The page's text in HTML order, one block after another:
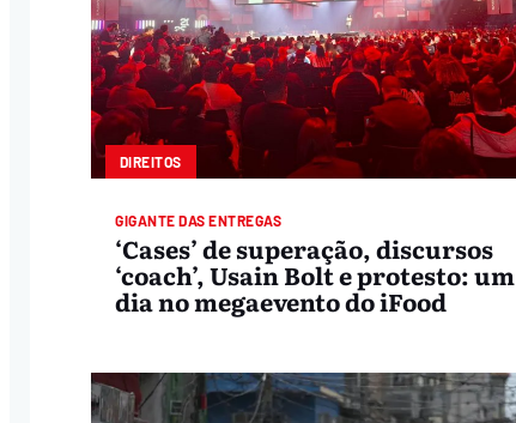
DIREITOS
GIGANTE DAS ENTREGAS
‘Cases’ de superação, discursos
‘coach’, Usain Bolt e protesto: um
dia no megaevento do iFood